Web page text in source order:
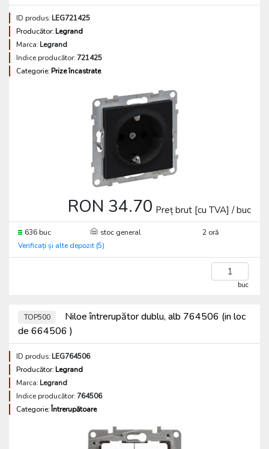
ID produs:LEG721425
Producător:Legrand
Marca:Legrand
Indice producător:721425
Categorie:Prize încastrate
RON 34.70 Preț brut [cu TVA] / buc
636 buc stoc general
2 oră
Verificați și alte depozit (5)
buc
TOP500
Niloe întrerupător dublu, alb 764506 (in loc
de 664506 )
ID produs:LEG764506
Producător:Legrand
Marca:Legrand
Indice producător:764506
Categorie:Întrerupătoare